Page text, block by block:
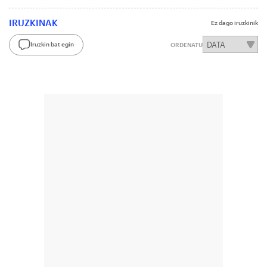
IRUZKINAK Ez dago iruzkinik
Iruzkin bat egin ORDENATU